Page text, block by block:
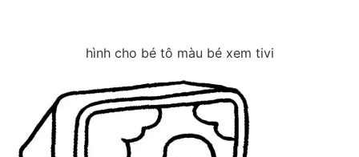
hình cho bé tô màu bé xem tivi